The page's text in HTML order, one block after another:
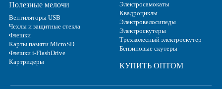
Полезные мелочи
Вентиляторы USB
Чехлы и защитные стекла
Флешки
Карты памяти MicroSD
Флешки i-FlashDrive
Картридеры
Электросамокаты
Квадроциклы
Электровелосипеды
Электроскутеры
Трехколесный электроскутер
Бензиновые скутеры
КУПИТЬ ОПТОМ